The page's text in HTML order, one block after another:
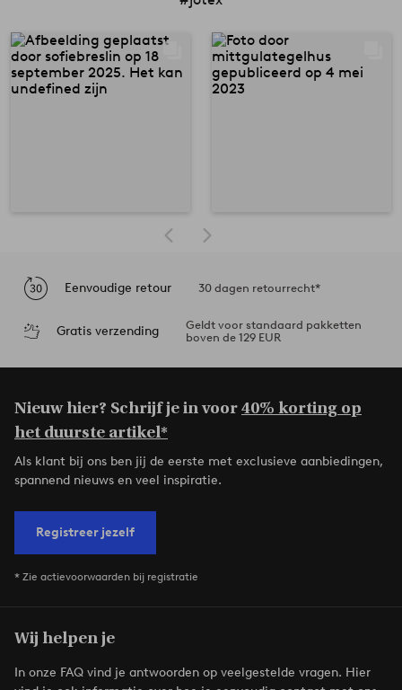
Eenvoudige retour 30 dagen retourrecht*
Gratis verzending
Geldt voor standaard pakketten
boven de 129 EUR
Nieuw hier? Schrijf je in voor40% korting op
het duurste artikel*
Als klant bij ons ben jij de eerste met exclusieve aanbiedingen,
spannend nieuws en veel inspiratie.
Registreer jezelf
* Zie actievoorwaarden bij registratie
Wij helpen je
In onze FAQ vind je antwoorden op veelgestelde vragen. Hier